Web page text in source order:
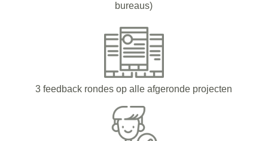
bureaus)
3 feedback rondes op alle afgeronde projecten